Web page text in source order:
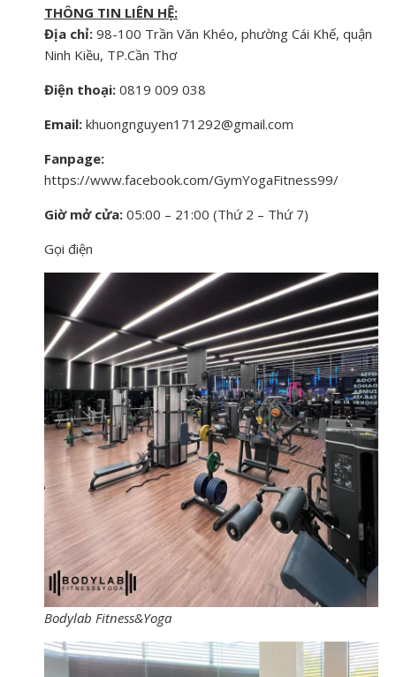
THÔNG TIN LIÊN HỆ:
Địa chỉ: 98-100 Trần Văn Khéo, phường Cái Khế, quận
Ninh Kiều, TP.Cần Thơ
Điện thoại: 0819 009 038
Email: khuongnguyen171292@gmail.com
Fanpage:
https://www.facebook.com/GymYogaFitness99/
Giờ mở cửa: 05:00 – 21:00 (Thứ 2 – Thứ 7)
Gọi điện
Bodylab Fitness&Yoga